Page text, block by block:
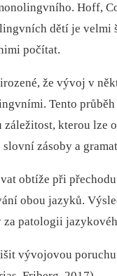
Hoff,
dětí je velmi
počítat.
že vývoj v
Tento
kterou lze
zásoby a
obtíže při
obou jazyků.
patologii
vývojovou